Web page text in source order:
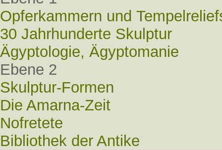
Opferkammern und
30 Jahrhunderte Skulptur
Ägyptologie, Ägyptomanie
Ebene 2
Skulptur-Formen
Die Amarna-Zeit
Nofretete
Bibliothek der Antike